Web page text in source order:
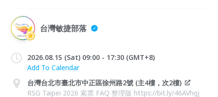
台灣敏捷部落
2026.08.15 (Sat) 09:00 - 17:30 (GMT+8)
Add To Calendar
台灣台北市臺北市中正區徐州路2號 (主4樓，次2樓)
RSG Taipei 2026 索票 FAQ 整理版 https://bit.ly/46AVhgj